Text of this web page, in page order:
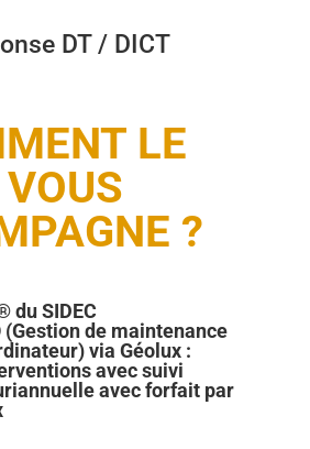
DT / DICT
LE
?
du SIDEC
(Gestion de maintenance
via Géolux :
avec suivi
avec forfait par